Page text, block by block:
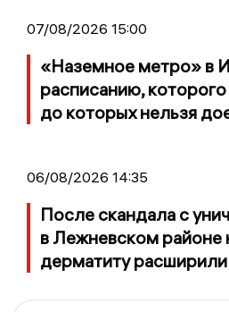
07/08/2026 15:00
«Наземное метро» в
расписанию, которого
до которых нельзя
06/08/2026 14:35
После скандала с
в Лежневском районе
дерматиту расширили